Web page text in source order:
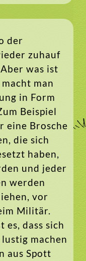
der
zuhauf
was ist
man
in Form
Beispiel
eine Brosche
die sich
haben,
und jeder
werden
vor
Militär.
es, dass sich
machen
aus Spott